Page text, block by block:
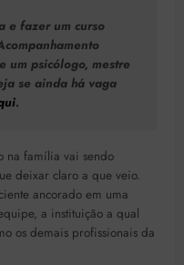
e fazer um curso
um psicólogo, mestre
se ainda há vaga
.
na família vai sendo
deixar claro a que veio.
ancorado em uma
a instituição a qual
os demais profissionais da